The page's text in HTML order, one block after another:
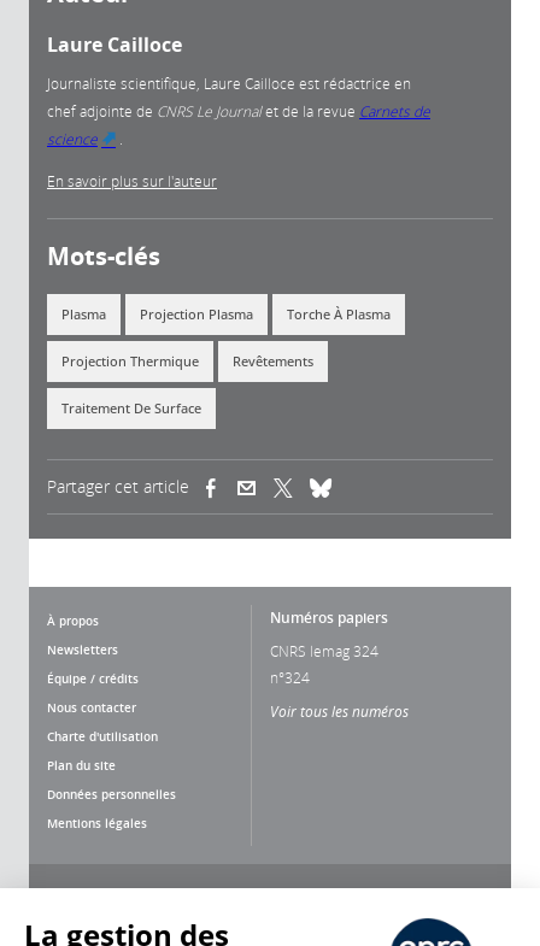
Laure Cailloce
Journaliste scientifique, Laure Cailloce est rédactrice en
chef adjointe de CNRS Le Journalet de la revue Carnets de
science
En savoir plus sur l'auteur
Mots-clés
Plasma Projection Plasma Torche À Plasma
Projection Thermique Revêtements
Traitement De Surface
Partager cet article (link is external)(link is external)
À propos
Newsletters
Équipe / crédits
Nous contacter
Charte d'utilisation
Plan du site
Données personnelles
Mentions légales
Numéros papiers
CNRS lemag 324
n°324
Voir tous les numéros
Nous suivre Partager
La gestion des